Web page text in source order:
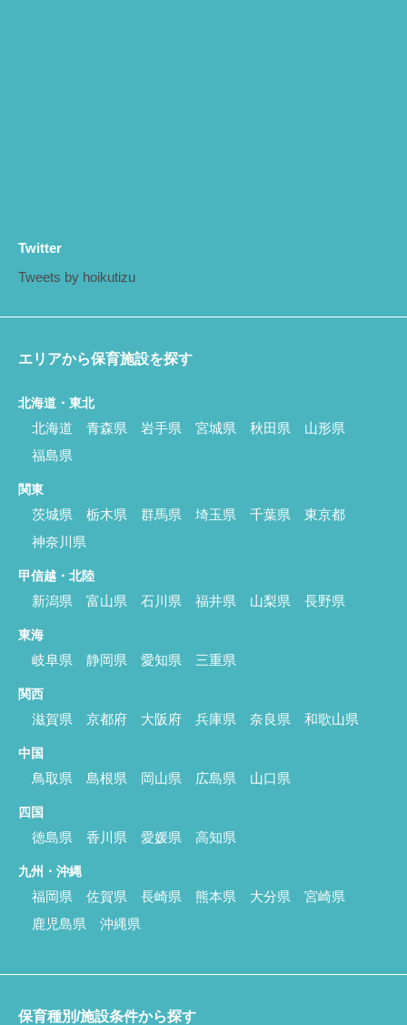
Twitter
Tweets by hoikutizu
エリアから保育施設を探す
北海道・東北
北海道 青森県 岩手県 宮城県 秋田県
山形県
福島県
関東
茨城県 栃木県 群馬県 埼玉県 千葉県
東京都
神奈川県
甲信越・北陸
新潟県 富山県 石川県 福井県 山梨県 長野県
東海
岐阜県 静岡県 愛知県 三重県
関西
滋賀県 京都府 大阪府 兵庫県 奈良県 和歌山県
中国
鳥取県 島根県 岡山県 広島県 山口県
四国
徳島県 香川県 愛媛県 高知県
九州・沖縄
福岡県 佐賀県 長崎県 熊本県 大分県
宮崎県
鹿児島県
沖縄県
保育種別/施設条件から探す